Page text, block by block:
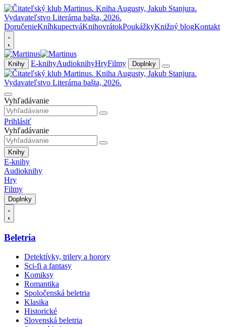
DoručenieKníhkupectváKnihovrátokPoukážkyKnižný blogKontakt
Knihy E-knihyAudioknihyHryFilmy Doplnky
Vyhľadávanie
Prihlásiť
Vyhľadávanie
Knihy
E-knihy
Audioknihy
Hry
Filmy
Doplnky
Beletria
Detektívky, trilery a horory
Sci-fi a fantasy
Komiksy
Romantika
Spoločenská beletria
Klasika
Historické
Slovenská beletria